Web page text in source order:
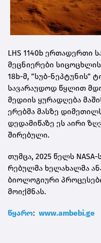
LHS 1140b ერ­თა­დერ­თი
მეც­ნი­ე­რე­ბი სი­ცო­ცხლის
18b-მ, “სუბ-ნეპ­ტუ­ნის“
სა­ვა­რა­უ­დოდ წყლით
მე­დი­ის ყუ­რა­დღე­ბა
ე­რებ­მა მას­ზე
დე­და­მი­წა­ზე ეს აირი
ში­რე­ბუ­ლი.
თუმ­ცა, 2025 წელს
რე­ბულ­მა ხე­ლა­ხალ­მა
ბი­ო­ლო­გი­უ­რი
მო­იქ­მნას.
წყა­რო: www.ambebi.ge